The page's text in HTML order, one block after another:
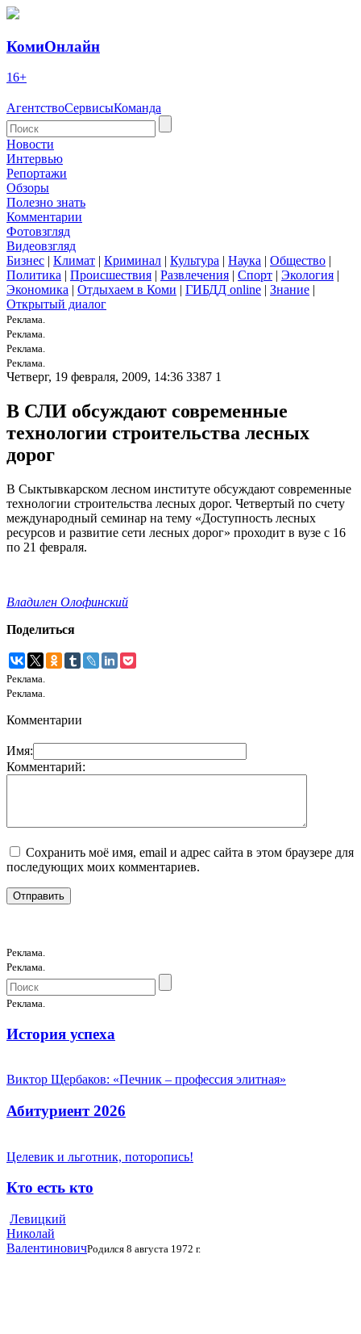
КомиОнлайн
16+
АгентствоСервисыКоманда
Новости
Интервью
Репортажи
Обзоры
Полезно знать
Комментарии
Фотовзгляд
Видеовзгляд
Бизнес | Климат | Криминал | Культура | Наука | Общество |
Политика | Происшествия | Развлечения | Спорт | Экология |
Экономика | Отдыхаем в Коми | ГИБДД online | Знание |
Открытый диалог
Реклама.
Реклама.
Реклама.
Реклама.
Четверг, 19 февраля, 2009, 14:36 3387 1
В СЛИ обсуждают современные
технологии строительства лесных
дорог
В Сыктывкарском лесном институте обсуждают современные
технологии строительства лесных дорог. Четвертый по счету
международный семинар на тему «Доступность лесных
ресурсов и развитие сети лесных дорог» проходит в вузе с 16
по 21 февраля.
Владилен Олофинский
Поделиться
Реклама.
Реклама.
Комментарии
Имя:
Комментарий:
Сохранить моё имя, email и адрес сайта в этом браузере для
последующих моих комментариев.
Реклама.
Реклама.
Реклама.
История успеха
Виктор Щербаков: «Печник – профессия элитная»
Абитуриент 2026
Целевик и льготник, поторопись!
Кто есть кто
Левицкий
Николай
ВалентиновичРодился 8 августа 1972 г.